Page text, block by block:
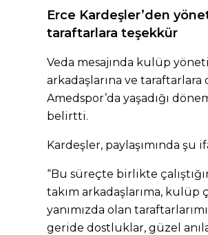
Erce Kardeşler’den
taraftarlara teşekkür
Veda mesajında kulüp
arkadaşlarına ve
Amedspor’da yaşadığı
belirtti.
Kardeşler, paylaşımında şu
“Bu süreçte birlikte
takım arkadaşlarıma, kulüp
yanımızda olan
geride dostluklar, güzel